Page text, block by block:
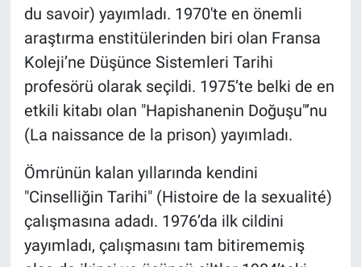
du savoir) yayımladı. 1970'te en önemli
araştırma enstitülerinden biri olan Fransa
Koleji’ne Düşünce Sistemleri Tarihi
profesörü olarak seçildi. 1975’te belki de en
etkili kitabı olan "Hapishanenin Doğuşu"’nu
(La naissance de la prison) yayımladı.
Ömrünün kalan yıllarında kendini
"Cinselliğin Tarihi" (Histoire de la sexualité)
çalışmasına adadı. 1976’da ilk cildini
yayımladı, çalışmasını tam bitirememiş